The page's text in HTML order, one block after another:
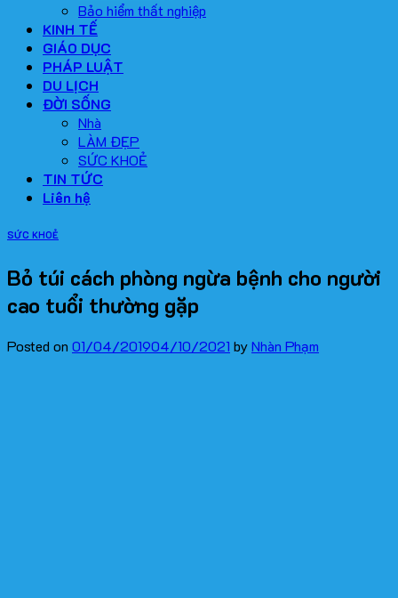
Bảo hiểm thất nghiệp
KINH TẾ
GIÁO DỤC
PHÁP LUẬT
DU LỊCH
ĐỜI SỐNG
Nhà
LÀM ĐẸP
SỨC KHOẺ
TIN TỨC
Liên hệ
SỨC KHOẺ
Bỏ túi cách phòng ngừa bệnh cho người
cao tuổi thường gặp
Posted on 01/04/201904/10/2021 byNhàn Phạm